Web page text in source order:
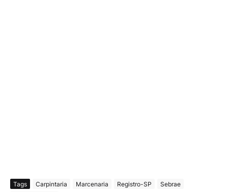
Tags Carpintaria Marcenaria Registro-SP
Sebrae